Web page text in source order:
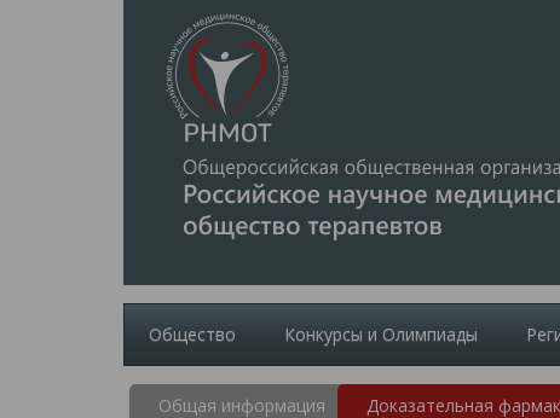
Общество Конкурсы и Олимпиады
Общая информация Доказательная